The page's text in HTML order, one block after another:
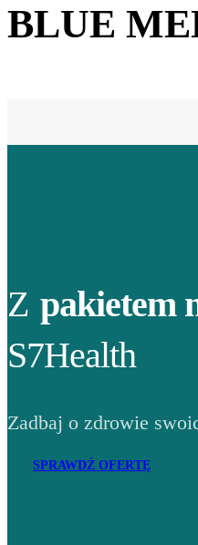
BLUE
Z pakietem
S7Health
Zadbaj o zdrowie
SPRAWDŹ OFERTĘ